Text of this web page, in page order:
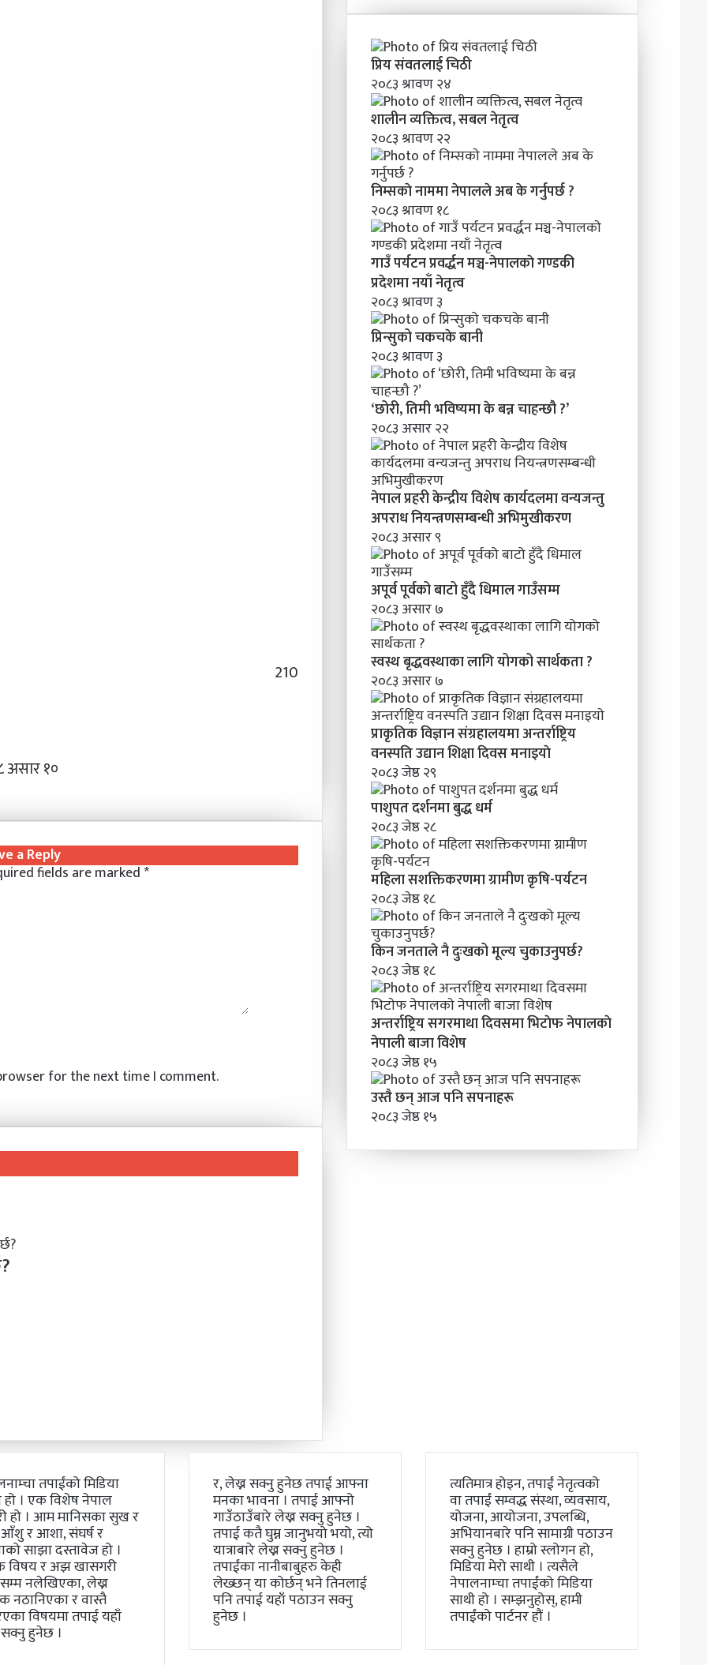
असार १०
210
a Reply
fields are marked*
for the next time I comment.
ल
काे
ग
ण्ड
की
प्र
दे
श
मा
न
याँ
ने
तृ
त्व
च
च
के
बा
नी
प्रिय संवतलाई चिठी
२०८३ श्रावण २४
शालीन व्यक्तित्व, सबल नेतृत्व
२०८३ श्रावण २२
निम्सकाे नाममा नेपालले अब के गर्नुपर्छ ?
२०८३ श्रावण १८
गाउँ पर्यटन प्रवर्द्धन मञ्च-नेपालकाे गण्डकी
प्रदेशमा नयाँ नेतृत्व
२०८३ श्रावण ३
प्रिन्सुको चकचके बानी
२०८३ श्रावण ३
‘छोरी, तिमी भविष्यमा के बन्न चाहन्छौ ?’
२०८३ असार २२
नेपाल प्रहरी केन्द्रीय विशेष कार्यदलमा वन्यजन्तु
अपराध नियन्त्रणसम्बन्धी अभिमुखीकरण
२०८३ असार ९
अपूर्व पूर्वको बाटो हुँदै धिमाल गाउँसम्म
२०८३ असार ७
स्वस्थ बृद्धवस्थाका लागि योगको सार्थकता ?
२०८३ असार ७
प्राकृतिक विज्ञान संग्रहालयमा अन्तर्राष्ट्रिय
वनस्पति उद्यान शिक्षा दिवस मनाइयाे
२०८३ जेष्ठ २९
पाशुपत दर्शनमा बुद्ध धर्म​
२०८३ जेष्ठ २८
महिला सशक्तिकरणमा ग्रामीण कृषि-पर्यटन
२०८३ जेष्ठ १८
किन जनताले नै दुःखको मूल्य चुकाउनुपर्छ?
२०८३ जेष्ठ १८
अन्तर्राष्ट्रिय सगरमाथा दिवसमा भिटाेफ नेपालकाे
नेपाली बाजा विशेष
२०८३ जेष्ठ १५
उस्तै छन् आज पनि सपनाहरू
२०८३ जेष्ठ १५
तपाईंको मिडिया
हो । एक विशेष नेपाल
हो । आम मानिसका सुख र
र आशा, संघर्ष र
साझा दस्तावेज हो ।
र अझ खासगरी
नलेखिएका, लेख्न
नठानिएका र वास्तै
विषयमा तपाई यहाँ
हुनेछ ।
र, लेख्न सक्नु हुनेछ तपाई आफ्ना
मनका भावना । तपाई आफ्नो
गाउँठाउँबारे लेख्न सक्नु हुनेछ ।
तपाई कतै घुम्न जानुभयो भयो, त्यो
यात्राबारे लेख्न सक्नु हुनेछ ।
तपाईंका नानीबाबुहरु केही
लेख्छन् या कोर्छन् भने तिनलाई
पनि तपाई यहाँ पठाउन सक्नु
हुनेछ ।
त्यतिमात्र होइन, तपाईं नेतृत्वको
वा तपाईं सम्वद्ध संस्था, व्यवसाय,
योजना, आयोजना, उपलब्धि,
अभियानबारे पनि सामाग्री पठाउन
सक्नु हुनेछ । हाम्रो स्लोगन हो,
मिडिया मेरो साथी । त्यसैले
नेपालनाम्चा तपाईंको मिडिया
साथी हो । सम्झनुहोस्, हामी
तपाईंको पार्टनर हौं ।